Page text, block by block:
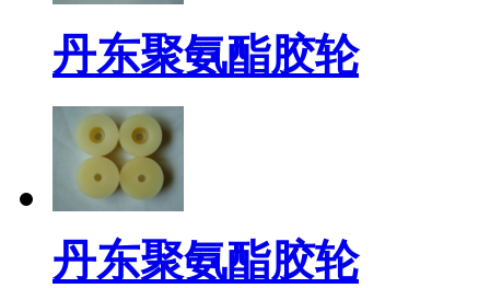
丹东聚氨酯胶轮
丹东聚氨酯胶轮